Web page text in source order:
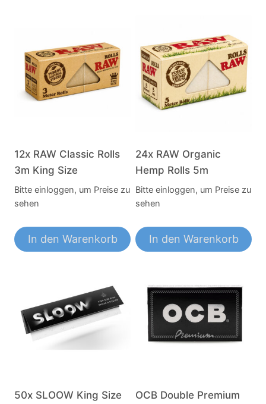
12x RAW Classic Rolls
3m King Size
Bitte einloggen, um Preise zu
sehen
In den Warenkorb
24x RAW Organic
Hemp Rolls 5m
Bitte einloggen, um Preise zu
sehen
In den Warenkorb
50x SLOOW King Size
OCB Double Premium